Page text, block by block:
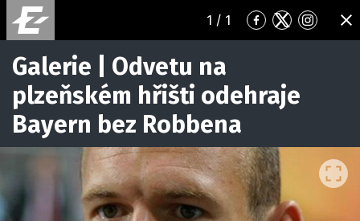
1 / 1
Přejít
na
Přejít
na
Přejít
na
Galerie | Odvetu na
plzeňském hřišti odehraje
Bayern bez Robbena